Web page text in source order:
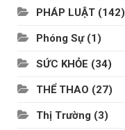
PHÁP LUẬT (142)
Phóng Sự(1)
SỨC KHỎE (34)
THỂ THAO (27)
Thị Trường (3)